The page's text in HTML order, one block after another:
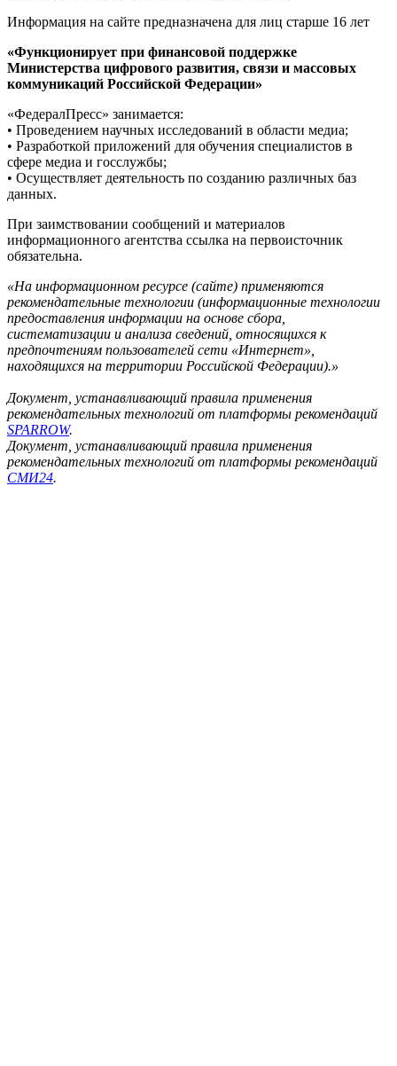
Информация на сайте предназначена для лиц старше 16 лет
«Функционирует при финансовой поддержке
Министерства цифрового развития, связи и массовых
коммуникаций Российской Федерации»
«ФедералПресс» занимается:
• Проведением научных исследований в области медиа;
• Разработкой приложений для обучения специалистов в
сфере медиа и госслужбы;
• Осуществляет деятельность по созданию различных баз
данных.
При заимствовании сообщений и материалов
информационного агентства ссылка на первоисточник
обязательна.
«На информационном ресурсе (сайте) применяются
рекомендательные технологии (информационные технологии
предоставления информации на основе сбора,
систематизации и анализа сведений, относящихся к
предпочтениям пользователей сети «Интернет»,
находящихся на территории Российской Федерации).»
Документ, устанавливающий правила применения
рекомендательных технологий от платформы рекомендаций
SPARROW.
Документ, устанавливающий правила применения
рекомендательных технологий от платформы рекомендаций
СМИ24.